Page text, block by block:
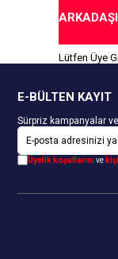
Lütfen Üye
E-BÜLTEN KAYIT
Sürpriz kampanyalar
Üyelik koşullarınıve